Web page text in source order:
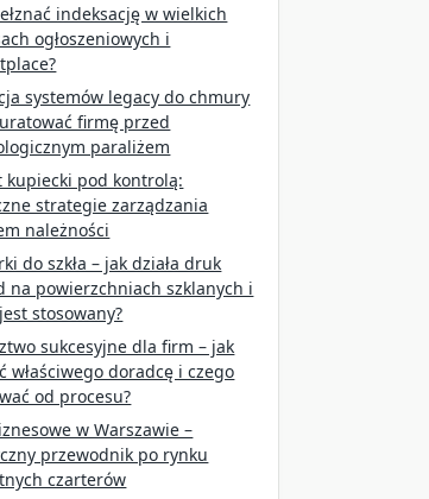
indeksację w wielkich
ogłoszeniowych i
systemów legacy do chmury
firmę przed
paraliżem
kupiecki pod kontrolą:
strategie zarządzania
należności
do szkła – jak działa druk
na powierzchniach szklanych i
stosowany?
sukcesyjne dla firm – jak
właściwego doradcę i czego
od procesu?
w Warszawie –
przewodnik po rynku
czarterów